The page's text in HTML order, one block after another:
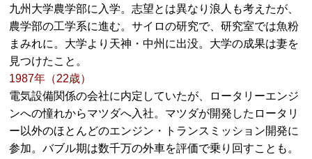
九州大学農学部に入学。志望とは異なり浪人も考えたが、
農学部の工学系に進む。サイロの研究で、研究室では魚粉
まみれに。大学より天神・中州に出没。大学の成果は妻を
見つけたこと。
1987年（22歳）
電気設備関係の会社に内定していたが、ロータリーエンジ
ンへの憧れからマツダへ入社。マツダが開発したロータリ
ー以外のほとんどのエンジン・トランスミッション開発に
参加。バブル期は数千万の外車を評価で乗り回すことも。